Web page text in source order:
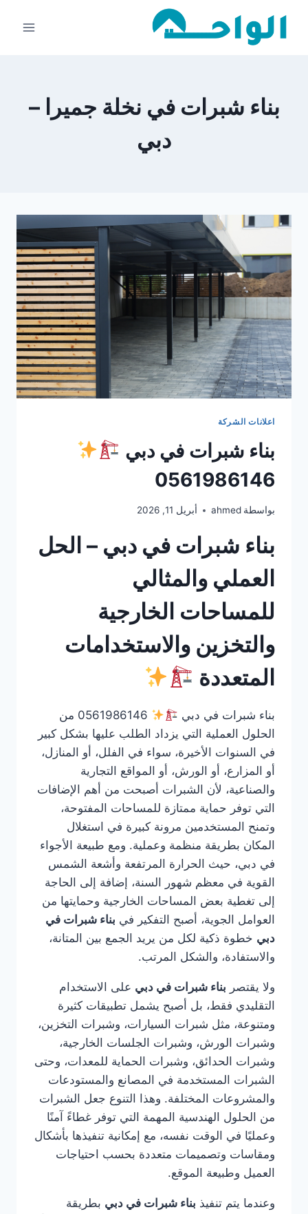
بناء شبرات في نخلة جميرا –
دبي
اعلانات الشركة
بناء شبرات في دبي
0561986146
بواسطة ahmed أبريل 11, 2026
بناء شبرات في دبي – الحل
العملي والمثالي
للمساحات الخارجية
والتخزين والاستخدامات
المتعددة
بناء شبرات في دبي
0561986146 من
الحلول العملية التي يزداد الطلب عليها بشكل كبير
في السنوات الأخيرة، سواء في الفلل، أو المنازل،
أو المزارع، أو الورش، أو المواقع التجارية
والصناعية، لأن الشبرات أصبحت من أهم الإضافات
التي توفر حماية ممتازة للمساحات المفتوحة،
وتمنح المستخدمين مرونة كبيرة في استغلال
المكان بطريقة منظمة وعملية. ومع طبيعة الأجواء
في دبي، حيث الحرارة المرتفعة وأشعة الشمس
القوية في معظم شهور السنة، إضافة إلى الحاجة
إلى تغطية بعض المساحات الخارجية وحمايتها من
العوامل الجوية، أصبح التفكير في بناء شبرات في
دبي خطوة ذكية لكل من يريد الجمع بين المتانة،
والاستفادة، والشكل المرتب.
ولا يقتصر بناء شبرات في دبي على الاستخدام
التقليدي فقط، بل أصبح يشمل تطبيقات كثيرة
ومتنوعة، مثل شبرات السيارات، وشبرات التخزين،
وشبرات الورش، وشبرات الجلسات الخارجية،
وشبرات الحدائق، وشبرات الحماية للمعدات، وحتى
الشبرات المستخدمة في المصانع والمستودعات
والمشروعات المختلفة. وهذا التنوع جعل الشبرات
من الحلول الهندسية المهمة التي توفر غطاءً آمنًا
وعمليًا في الوقت نفسه، مع إمكانية تنفيذها بأشكال
ومقاسات وتصميمات متعددة بحسب احتياجات
العميل وطبيعة الموقع.
وعندما يتم تنفيذ بناء شبرات في دبي بطريقة